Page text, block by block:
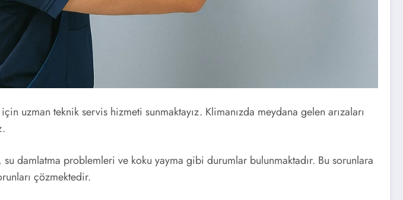
için uzman teknik servis hizmeti sunmaktayız. Klimanızda meydana gelen arızaları
su damlatma problemleri ve koku yayma gibi durumlar bulunmaktadır. Bu sorunlara
çözmektedir.